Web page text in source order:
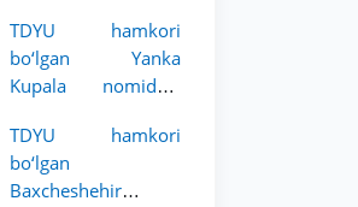
akademik mobillik
dasturini e’lon qiladi
TDYU hamkori
bo‘lgan Yanka
Kupala nomidagi
universiteti 2-3-
bosqich talabalari
uchun akademik
TDYU hamkori
bo‘lgan
Baxcheshehir